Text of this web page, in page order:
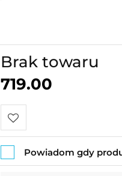
Brak towaru
719.00
Do
przechowalni
Powiadom gdy